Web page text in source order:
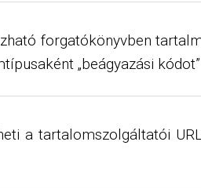
forgatókönyvben
„beágyazási
a tartalomszolgáltatói